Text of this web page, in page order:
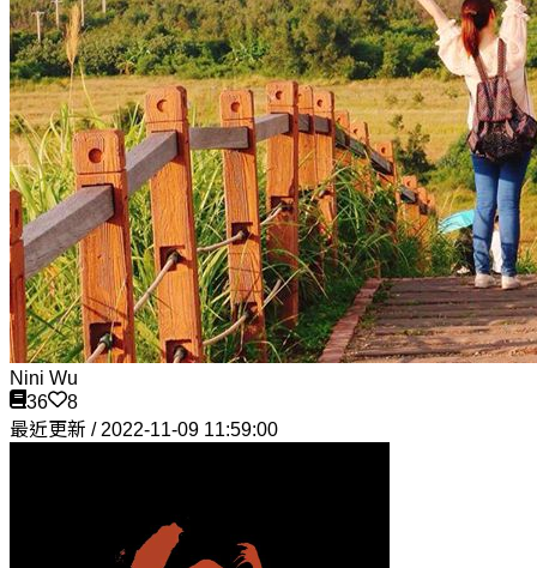
Nini Wu
36
8
最近更新 / 2022-11-09 11:59:00